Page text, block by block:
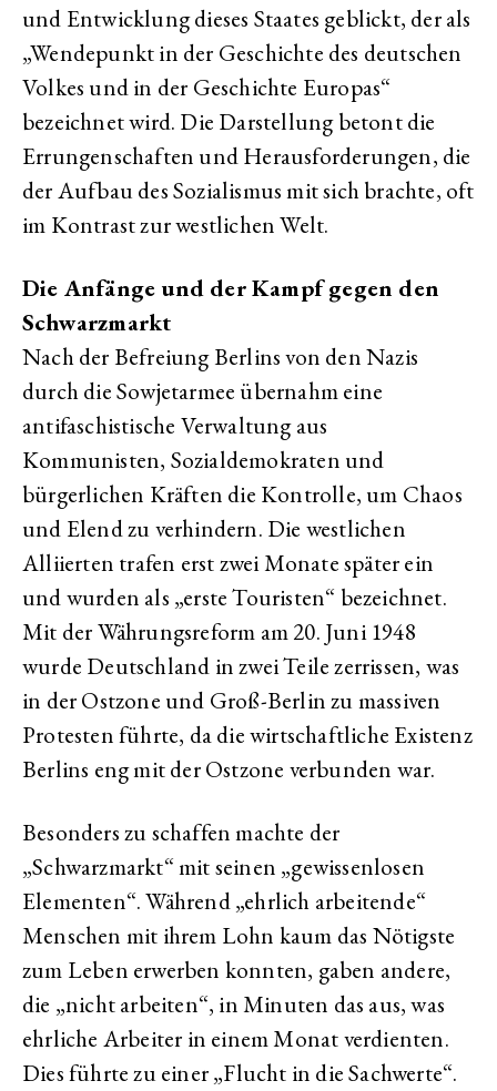
und Entwicklung dieses Staates geblickt, der als
„Wendepunkt in der Geschichte des deutschen
Volkes und in der Geschichte Europas“
bezeichnet wird. Die Darstellung betont die
Errungenschaften und Herausforderungen, die
der Aufbau des Sozialismus mit sich brachte, oft
im Kontrast zur westlichen Welt.
Die Anfänge und der Kampf gegen den
Schwarzmarkt
Nach der Befreiung Berlins von den Nazis
durch die Sowjetarmee übernahm eine
antifaschistische Verwaltung aus
Kommunisten, Sozialdemokraten und
bürgerlichen Kräften die Kontrolle, um Chaos
und Elend zu verhindern. Die westlichen
Alliierten trafen erst zwei Monate später ein
und wurden als „erste Touristen“ bezeichnet.
Mit der Währungsreform am 20. Juni 1948
wurde Deutschland in zwei Teile zerrissen, was
in der Ostzone und Groß-Berlin zu massiven
Protesten führte, da die wirtschaftliche Existenz
Berlins eng mit der Ostzone verbunden war.
Besonders zu schaffen machte der
„Schwarzmarkt“ mit seinen „gewissenlosen
Elementen“. Während „ehrlich arbeitende“
Menschen mit ihrem Lohn kaum das Nötigste
zum Leben erwerben konnten, gaben andere,
die „nicht arbeiten“, in Minuten das aus, was
ehrliche Arbeiter in einem Monat verdienten.
Dies führte zu einer „Flucht in die Sachwerte“.